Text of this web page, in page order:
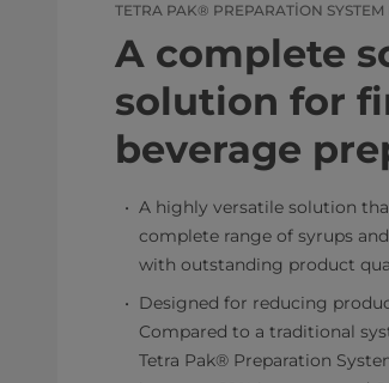
TETRA PAK® PREPARATION SYSTEM
A complete
solution for
beverage
A highly versatile solution
complete range of syrups
with outstanding product
Designed for reducing
Compared to a traditional
Tetra Pak® Preparation